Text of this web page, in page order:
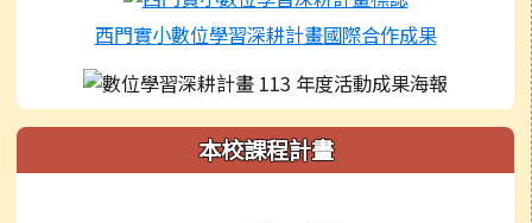
西門實小數位學習深耕計畫國際合作成果
本校課程計畫